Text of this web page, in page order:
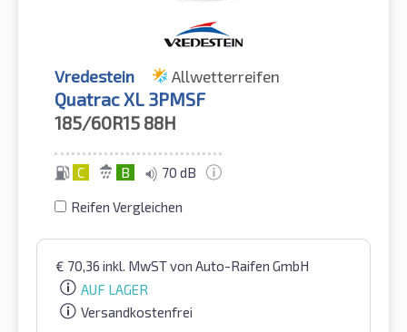
Vredestein Allwetterreifen
Quatrac XL 3PMSF
185/60R15 88H
C B 70 dB
Reifen Vergleichen
€ 70,36 inkl. MwSTvon Auto-Raifen GmbH
AUF LAGER
Versandkostenfrei